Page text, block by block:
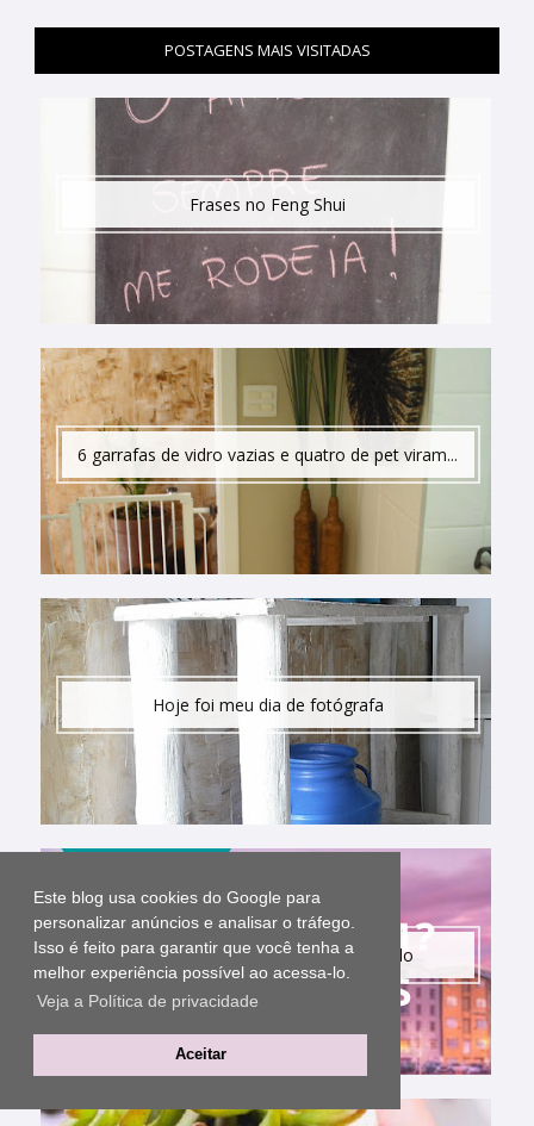
Este blog usa cookies do Google para
personalizar anúncios e analisar o tráfego.
Isso é feito para garantir que você tenha a
melhor experiência possível ao acessa-lo.
Veja a Política de privacidade
Aceitar
POSTAGENS MAIS VISITADAS
Frases no Feng Shui
6 garrafas de vidro vazias e quatro de pet viram...
Hoje foi meu dia de fotógrafa
Cores difíceis de encontrar no mundo